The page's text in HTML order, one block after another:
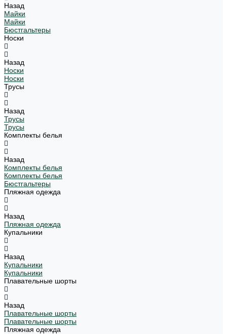
Назад
Майки
Майки
Бюстгальтеры
Носки
Назад
Носки
Носки
Трусы
Назад
Трусы
Трусы
Комплекты белья
Назад
Комплекты белья
Комплекты белья
Бюстгальтеры
Пляжная одежда
Назад
Пляжная одежда
Купальники
Назад
Купальники
Купальники
Плавательные шорты
Назад
Плавательные шорты
Плавательные шорты
Пляжная одежда